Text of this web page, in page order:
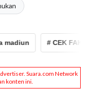
# CEK FAKTA